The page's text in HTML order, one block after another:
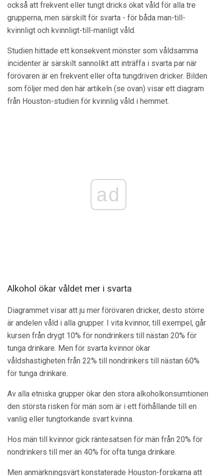
också att frekvent eller tungt dricks ökat våld för alla tre
grupperna, men särskilt för svarta - för båda man-till-
kvinnligt och kvinnligt-till-manligt våld.
Studien hittade ett konsekvent mönster som våldsamma
incidenter är särskilt sannolikt att inträffa i svarta par när
förövaren är en frekvent eller ofta tungdriven dricker. Bilden
som följer med den här artikeln (se ovan) visar ett diagram
från Houston-studien för kvinnlig våld i hemmet.
ad
Alkohol ökar våldet mer i svarta
Diagrammet visar att ju mer förövaren dricker, desto större
är andelen våld i alla grupper. I vita kvinnor, till exempel, går
kursen från drygt 10% för nondrinkers till nästan 20% för
tunga drinkare. Men för svarta kvinnor ökar
våldshastigheten från 22% till nondrinkers till nästan 60%
för tunga drinkare.
Av alla etniska grupper ökar den stora alkoholkonsumtionen
den största risken för män som är i ett förhållande till en
vanlig eller tungtorkande svart kvinna.
Hos män till kvinnor gick räntesatsen för män från 20% för
nondrinkers till mer än 40% för ofta tunga drinkare.
Men anmärkningsvärt konstaterade Houston-forskarna att